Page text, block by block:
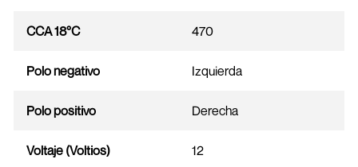
CCA 18°C 470
Polo negativo Izquierda
Polo positivo Derecha
Voltaje (Voltios) 12